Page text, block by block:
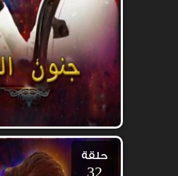
حلقة
32